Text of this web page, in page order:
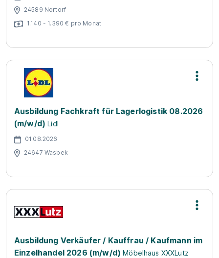
24589 Nortorf
1.140 - 1.390 € pro Monat
Ausbildung Fachkraft für Lagerlogistik 08.2026
(m/w/d) Lidl
01.08.2026
24647 Wasbek
Ausbildung Verkäufer / Kauffrau / Kaufmann im
Einzelhandel 2026 (m/w/d) Möbelhaus XXXLutz